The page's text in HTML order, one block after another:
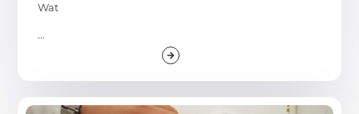
Wat
...